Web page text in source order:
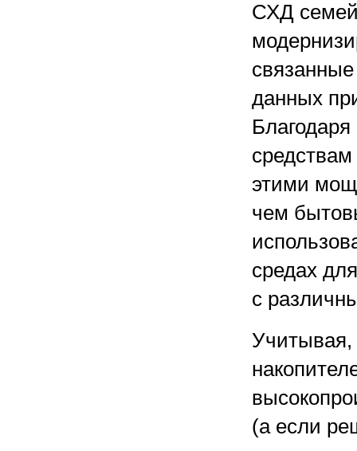
СХД
данных
этими
чем
средах
с
(а если